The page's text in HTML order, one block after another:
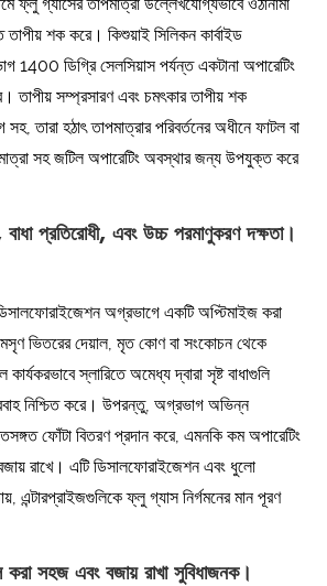
শক করে। কিশুয়াই সিলিকন কার্বাইড
1400 ডিগ্রি সেলসিয়াস পর্যন্ত একটানা অপারেটিং
তাপীয় সম্প্রসারণ এবং চমৎকার তাপীয় শক
তারা হঠাৎ তাপমাত্রার পরিবর্তনের অধীনে ফাটল বা
সহ জটিল অপারেটিং অবস্থার জন্য উপযুক্ত করে
প্রতিরোধী, এবং উচ্চ পরমাণুকরণ দক্ষতা।
অগ্রভাগে একটি অপ্টিমাইজ করা
ভিতরের দেয়াল, মৃত কোণ বা সংকোচন থেকে
স্লারিতে অমেধ্য দ্বারা সৃষ্ট বাধাগুলি
নিশ্চিত করে। উপরন্তু, অগ্রভাগ অভিন্ন
ফোঁটা বিতরণ প্রদান করে, এমনকি কম অপারেটিং
রাখে। এটি ডিসালফোরাইজেশন এবং ধুলো
এন্টারপ্রাইজগুলিকে ফ্লু গ্যাস নির্গমনের মান পূরণ
সহজ এবং বজায় রাখা সুবিধাজনক।